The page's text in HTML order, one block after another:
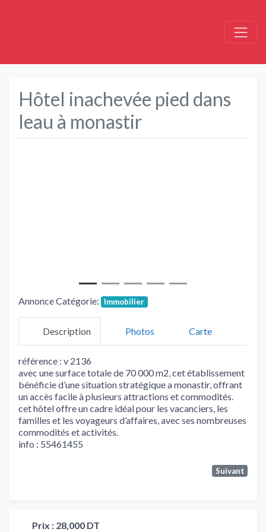
Hôtel inachevée pied dans
leau à monastir
Annonce Catégorie: Immobilier
Description Photos Carte
référence : v 2136
avec une surface totale de 70 000 m2, cet établissement
bénéficie d’une situation stratégique a monastir, offrant
un accès facile à plusieurs attractions et commodités.
cet hôtel offre un cadre idéal pour les vacanciers, les
familles et les voyageurs d’affaires, avec ses nombreuses
commodités et activités.
info : 55461455
Suivant
Prix : 28,000 DT